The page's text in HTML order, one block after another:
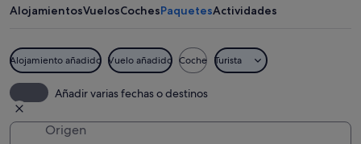
AlojamientosVuelosCochesPaquetesActividades
Alojamiento añadido Vuelo añadido Coche Turista
Añadir varias fechas o destinos
Origen